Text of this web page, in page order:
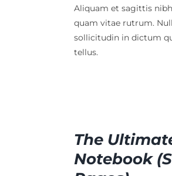
Aliquam et sagittis
quam vitae rutrum.
sollicitudin in dictum
tellus.
The
Notebook